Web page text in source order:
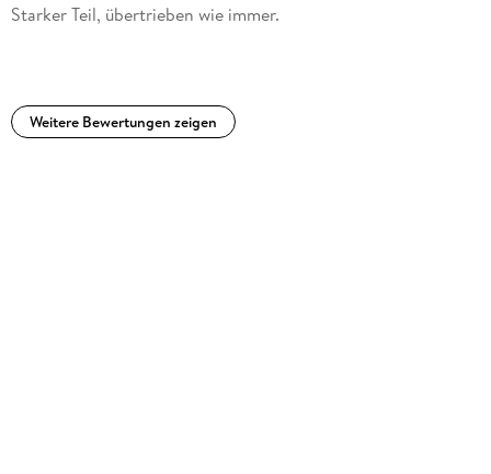
Starker Teil, übertrieben wie immer.
Weitere Bewertungen zeigen